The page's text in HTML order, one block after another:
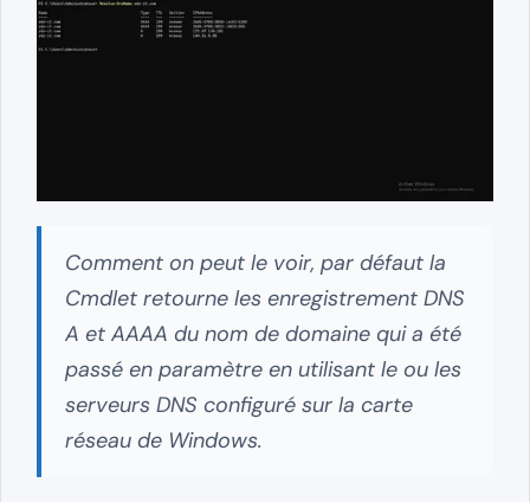
Comment on peut le voir, par défaut la
Cmdlet retourne les enregistrement DNS
A et AAAA du nom de domaine qui a été
passé en paramètre en utilisant le ou les
serveurs DNS configuré sur la carte
réseau de Windows.